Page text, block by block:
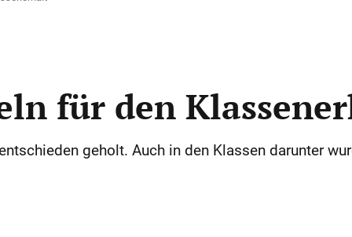
für den
geholt. Auch in den Klassen darunter